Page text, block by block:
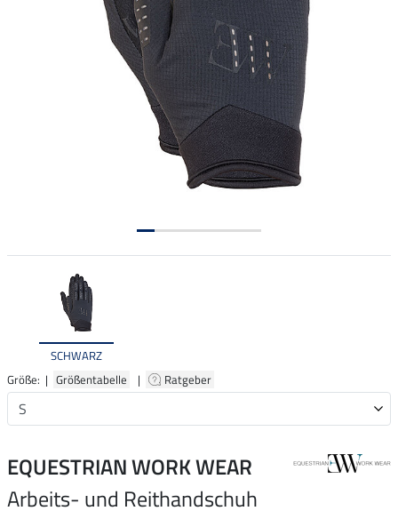
SCHWARZ
Größe: | Größentabelle | Ratgeber
EQUESTRIAN WORK WEAR
Arbeits- und Reithandschuh